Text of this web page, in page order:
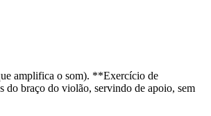
amplifica o som). **Exercício de
do braço do violão, servindo de apoio, sem